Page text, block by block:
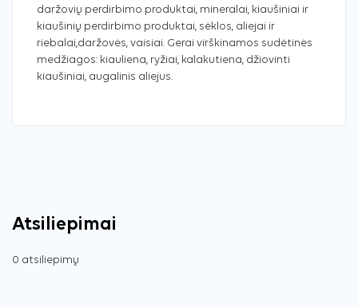
daržovių perdirbimo produktai, mineralai, kiaušiniai ir
kiaušinių perdirbimo produktai, sėklos, aliejai ir
riebalai,daržovės, vaisiai. Gerai virškinamos sudėtinės
medžiagos: kiauliena, ryžiai, kalakutiena, džiovinti
kiaušiniai, augalinis aliejus.
Atsiliepimai
0 atsiliepimų